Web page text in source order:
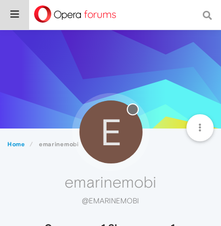
Home emarinemobi E
emarinemobi
@EMARINEMOBI